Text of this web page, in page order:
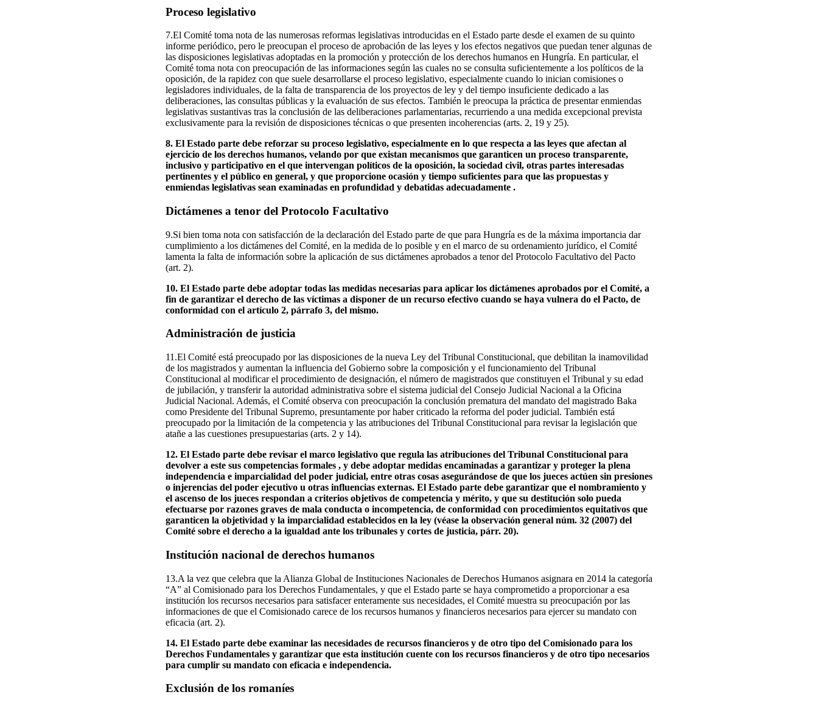
Proceso legislativo
7.El Comité toma nota de las numerosas reformas legislativas introducidas en el Estado parte desde el examen de su quinto
informe periódico, pero le preocupan el proceso de aprobación de las leyes y los efectos negativos que puedan tener algunas de
las disposiciones legislativas adoptadas en la promoción y protección de los derechos humanos en Hungría. En particular, el
Comité toma nota con preocupación de las informaciones según las cuales no se consulta suficientemente a los políticos de la
oposición, de la rapidez con que suele desarrollarse el proceso legislativo, especialmente cuando lo inician comisiones o
legisladores individuales, de la falta de transparencia de los proyectos de ley y del tiempo insuficiente dedicado a las
deliberaciones, las consultas públicas y la evaluación de sus efectos. También le preocupa la práctica de presentar enmiendas
legislativas sustantivas tras la conclusión de las deliberaciones parlamentarias, recurriendo a una medida excepcional prevista
exclusivamente para la revisión de disposiciones técnicas o que presenten incoherencias (arts. 2, 19 y 25).
8. El Estado parte debe reforzar su proceso legislativo, especialmente en lo que respecta a las leyes que afectan al
ejercicio de los derechos humanos, velando por que existan mecanismos que garanticen un proceso transparente,
inclusivo y participativo en el que intervengan políticos de la oposición, la sociedad civil, otras partes interesadas
pertinentes y el público en general, y que proporcione ocasión y tiempo suficientes para que las propuestas y
enmiendas legislativas sean examinadas en profundidad y debatidas adecuadamente .
Dictámenes a tenor del Protocolo Facultativo
9.Si bien toma nota con satisfacción de la declaración del Estado parte de que para Hungría es de la máxima importancia dar
cumplimiento a los dictámenes del Comité, en la medida de lo posible y en el marco de su ordenamiento jurídico, el Comité
lamenta la falta de información sobre la aplicación de sus dictámenes aprobados a tenor del Protocolo Facultativo del Pacto
(art. 2).
10. El Estado parte debe adoptar todas las medidas necesarias para aplicar los dictámenes aprobados por el Comité, a
fin de garantizar el derecho de las víctimas a disponer de un recurso efectivo cuando se haya vulnera do el Pacto, de
conformidad con el artículo 2, párrafo 3, del mismo.
Administración de justicia
11.El Comité está preocupado por las disposiciones de la nueva Ley del Tribunal Constitucional, que debilitan la inamovilidad
de los magistrados y aumentan la influencia del Gobierno sobre la composición y el funcionamiento del Tribunal
Constitucional al modificar el procedimiento de designación, el número de magistrados que constituyen el Tribunal y su edad
de jubilación, y transferir la autoridad administrativa sobre el sistema judicial del Consejo Judicial Nacional a la Oficina
Judicial Nacional. Además, el Comité observa con preocupación la conclusión prematura del mandato del magistrado Baka
como Presidente del Tribunal Supremo, presuntamente por haber criticado la reforma del poder judicial. También está
preocupado por la limitación de la competencia y las atribuciones del Tribunal Constitucional para revisar la legislación que
atañe a las cuestiones presupuestarias (arts. 2 y 14).
12. El Estado parte debe revisar el marco legislativo que regula las atribuciones del Tribunal Constitucional para
devolver a este sus competencias formales , y debe adoptar medidas encaminadas a garantizar y proteger la plena
independencia e imparcialidad del poder judicial, entre otras cosas asegurándose de que los jueces actúen sin presiones
o injerencias del poder ejecutivo u otras influencias externas. El Estado parte debe garantizar que el nombramiento y
el ascenso de los jueces respondan a criterios objetivos de competencia y mérito, y que su destitución solo pueda
efectuarse por razones graves de mala conducta o incompetencia, de conformidad con procedimientos equitativos que
garanticen la objetividad y la imparcialidad establecidos en la ley (véase la observación general núm. 32 (2007) del
Comité sobre el derecho a la igualdad ante los tribunales y cortes de justicia, párr. 20).
Institución nacional de derechos humanos
13.A la vez que celebra que la Alianza Global de Instituciones Nacionales de Derechos Humanos asignara en 2014 la categoría
“A” al Comisionado para los Derechos Fundamentales, y que el Estado parte se haya comprometido a proporcionar a esa
institución los recursos necesarios para satisfacer enteramente sus necesidades, el Comité muestra su preocupación por las
informaciones de que el Comisionado carece de los recursos humanos y financieros necesarios para ejercer su mandato con
eficacia (art. 2).
14. El Estado parte debe examinar las necesidades de recursos financieros y de otro tipo del Comisionado para los
Derechos Fundamentales y garantizar que esta institución cuente con los recursos financieros y de otro tipo necesarios
para cumplir su mandato con eficacia e independencia.
Exclusión de los romaníes